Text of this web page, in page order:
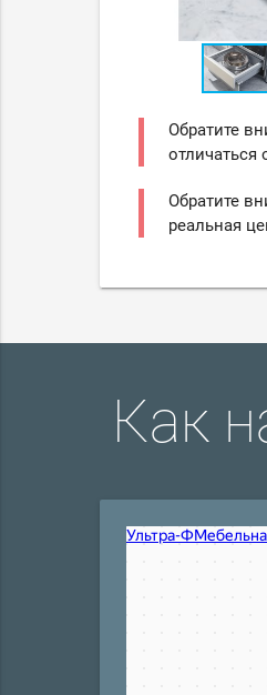
Обратите
отличаться
Обратите
реальная
Как